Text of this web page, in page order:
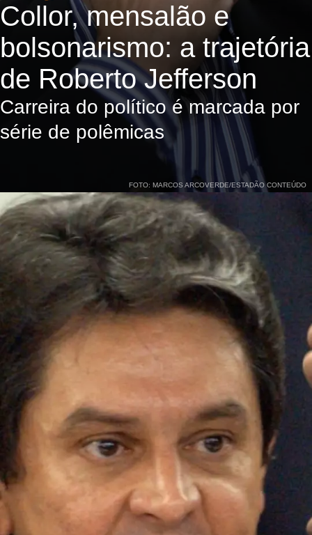
Collor, mensalão e
bolsonarismo: a trajetória
de Roberto Jefferson
Carreira do político é marcada por
série de polêmicas
FOTO: MARCOS ARCOVERDE/ESTADÃO CONTEÚDO